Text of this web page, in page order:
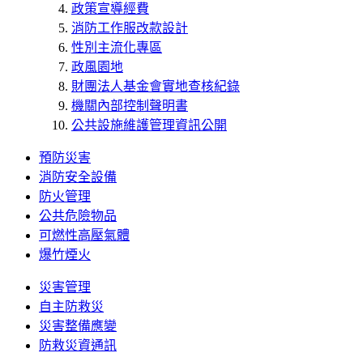
政策宣導經費
消防工作服改款設計
性別主流化專區
政風園地
財團法人基金會實地查核紀錄
機關內部控制聲明書
公共設施維護管理資訊公開
預防災害
消防安全設備
防火管理
公共危險物品
可燃性高壓氣體
爆竹煙火
災害管理
自主防救災
災害整備應變
防救災資通訊